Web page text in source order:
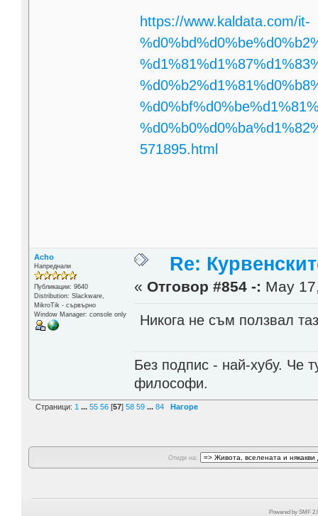
https://www.kaldata.com/it-
571895.html
Acho
Напреднали
Публикации: 9640
Distribution: Slackware,
MikroTik - сървърно
Window Manager: console only
Re:
« Отговор #854 -: May
Никога не съм ползвал
Без подпис - най-хубу. Че
философи.
Страници: 1 ... 55 56 [57] 58 59 ... 84 Нагоре
Отиди на:
Powered by SMF